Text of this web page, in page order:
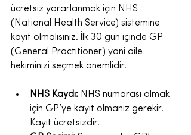
ücretsiz yararlanmak için NHS
(National Health Service) sistemine
kayıt olmalısınız. İlk 30 gün içinde GP
(General Practitioner) yani aile
hekiminizi seçmek önemlidir.
NHS Kaydı: NHS numarası almak
için GP’ye kayıt olmanız gerekir.
Kayıt ücretsizdir.